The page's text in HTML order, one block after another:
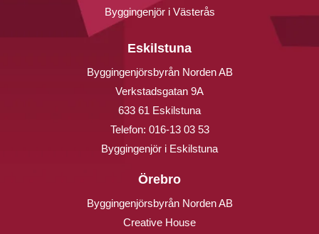
Byggingenjör i Västerås
Eskilstuna
Byggingenjörsbyrån Norden AB
Verkstadsgatan 9A
633 61 Eskilstuna
Telefon: 016-13 03 53
Byggingenjör i Eskilstuna
Örebro
Byggingenjörsbyrån Norden AB
Creative House